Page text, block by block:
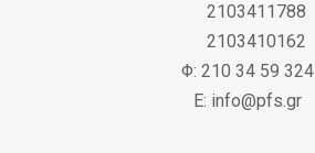
2103411788
2103410162
Φ: 210 34 59 324
Ε: info@pfs.gr